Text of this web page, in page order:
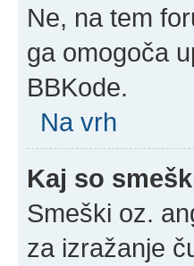
Ne, na tem
ga omogoča
BBKode.
Na vrh
Kaj so
Smeški oz.
za izražanje